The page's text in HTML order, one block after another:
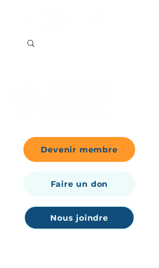
Nous joindre
Faire un don
Devenir membre